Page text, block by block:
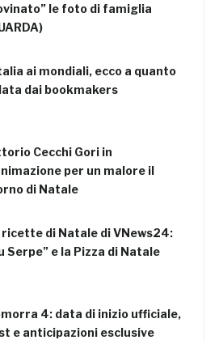
le foto di famiglia
ai mondiali, ecco a quanto
dai bookmakers
Cecchi Gori in
per un malore il
di Natale
ricette di Natale di VNews24:
Serpe” e la Pizza di Natale
4: data di inizio ufficiale,
e anticipazioni esclusive